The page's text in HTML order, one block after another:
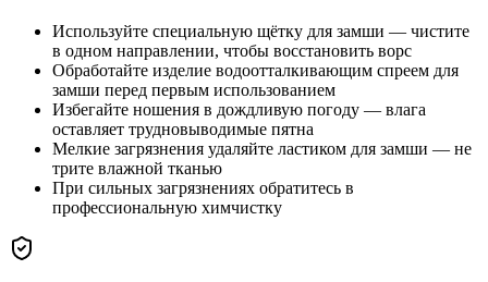
Используйте специальную щётку для замши — чистите
в одном направлении, чтобы восстановить ворс
Обработайте изделие водоотталкивающим спреем для
замши перед первым использованием
Избегайте ношения в дождливую погоду — влага
оставляет трудновыводимые пятна
Мелкие загрязнения удаляйте ластиком для замши — не
трите влажной тканью
При сильных загрязнениях обратитесь в
профессиональную химчистку